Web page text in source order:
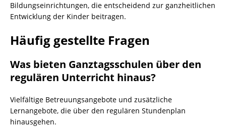
Bildungseinrichtungen, die entscheidend zur ganzheitlichen
Entwicklung der Kinder beitragen.
Häufig gestellte Fragen
Was bieten Ganztagsschulen über den
regulären Unterricht hinaus?
Vielfältige Betreuungsangebote und zusätzliche
Lernangebote, die über den regulären Stundenplan
hinausgehen.